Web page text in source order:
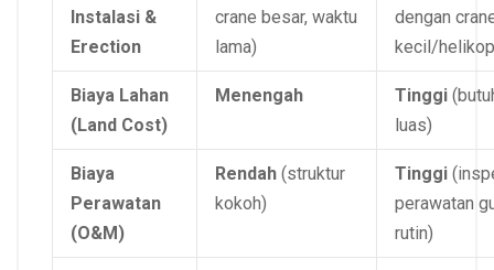
Instalasi &
Erection
crane besar, waktu
lama)
dengan
kecil/
Biaya Lahan
(Land Cost)
Menengah Tinggi
luas)
Biaya
Perawatan
(O&M)
Rendah (struktur
kokoh)
Tinggi
perawatan
rutin)